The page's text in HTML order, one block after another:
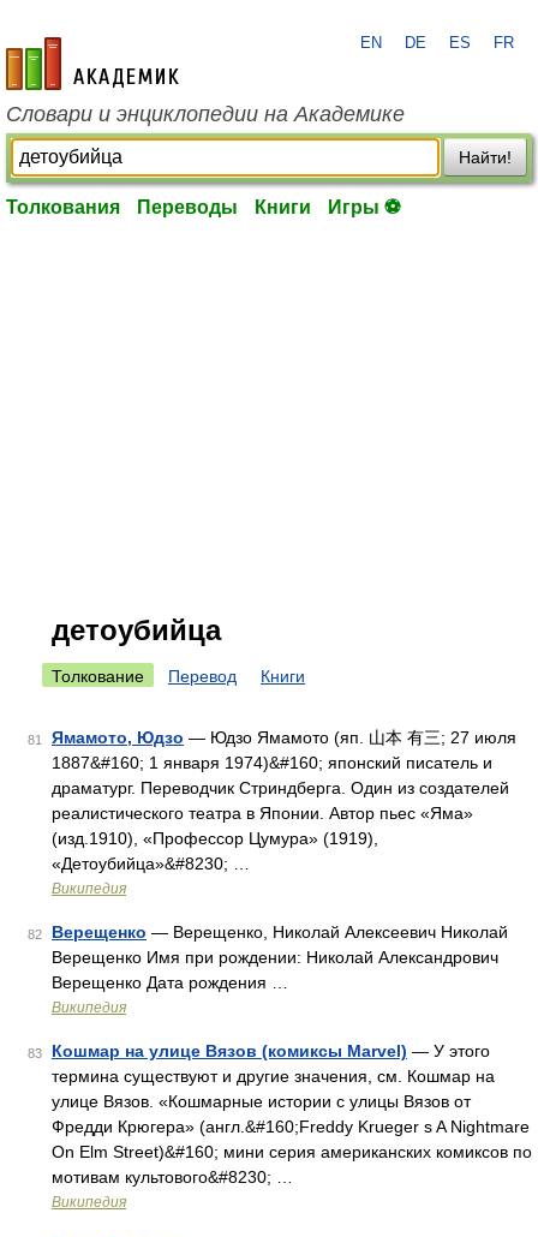
academic.ru
EN DE ES FR
Словари и энциклопедии на Академике
Найти!
Толкования Переводы Книги Игры ⚽
детоубийца
Толкование Перевод Книги
81 Ямамото, Юдзо — Юдзо Ямамото (яп. 山本 有三; 27 июля
1887&#160; 1 января 1974)&#160; японский писатель и
драматург. Переводчик Стриндберга. Один из создателей
реалистического театра в Японии. Автор пьес «Яма»
(изд.1910), «Профессор Цумура» (1919),
«Детоубийца»&#8230; …
Википедия
82 Верещенко — Верещенко, Николай Алексеевич Николай
Верещенко Имя при рождении: Николай Александрович
Верещенко Дата рождения …
Википедия
83 Кошмар на улице Вязов (комиксы Marvel) — У этого
термина существуют и другие значения, см. Кошмар на
улице Вязов. «Кошмарные истории с улицы Вязов от
Фредди Крюгера» (англ.&#160;Freddy Krueger s A Nightmare
On Elm Street)&#160; мини серия американских комиксов по
мотивам культового&#8230; …
Википедия